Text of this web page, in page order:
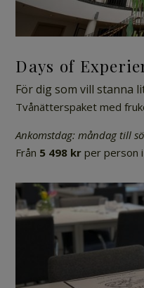
Days of
För dig som vill stanna
Tvånätterspaket med
Ankomstdag: måndag till
Från 5 498 krper person